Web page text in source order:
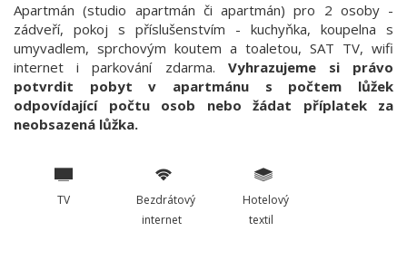
Apartmán (studio apartmán či apartmán) pro 2 osoby -
zádveří, pokoj s příslušenstvím - kuchyňka, koupelna s
umyvadlem, sprchovým koutem a toaletou, SAT TV, wifi
internet i parkování zdarma. Vyhrazujeme si právo
potvrdit pobyt v apartmánu s počtem lůžek
odpovídající počtu osob nebo žádat příplatek za
neobsazená lůžka.
TV
Bezdrátový
internet
Hotelový
textil